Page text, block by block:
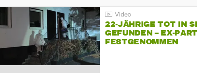
22-JÄHRIGE TOT IN
GEFUNDEN – EX-
FESTGENOMMEN